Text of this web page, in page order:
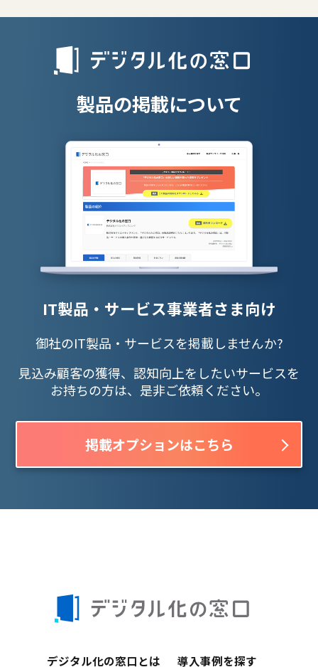
授業支援シス
製品の掲載について
IT製品・サービス事業者さま向け
御社のIT製品・サービスを掲載しませんか?
見込み顧客の獲得、認知向上をしたいサービスを
お持ちの方は、是非ご依頼ください。
掲載オプションはこちら
デジタル化の窓口とは 導入事例を探す